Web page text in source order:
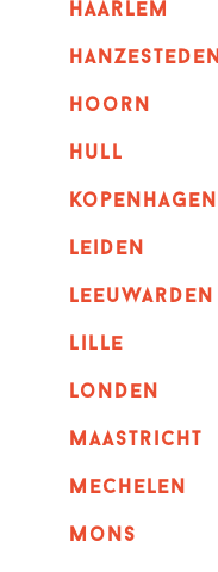
haarlem
hanzesteden
hoorn
hull
kopenhagen
leiden
leeuwarden
lille
londen
maastricht
mechelen
mons